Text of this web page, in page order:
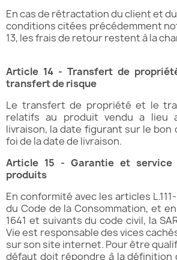
En cas de rétractation du client et
conditions citées précédemment
13, les frais de retour restent à la
Article 14 - Transfert de
transfert de risque
Le transfert de propriété et le
relatifs au produit vendu a lieu
livraison, la date figurant sur le bon
foi de la date de livraison.
Article 15 - Garantie et service
produits
En conformité avec les articles L.111-
du Code de la Consommation, et
1641 et suivants du code civil, la
Vie est responsable des vices
sur son site internet. Pour être
défaut doit répondre à la définition